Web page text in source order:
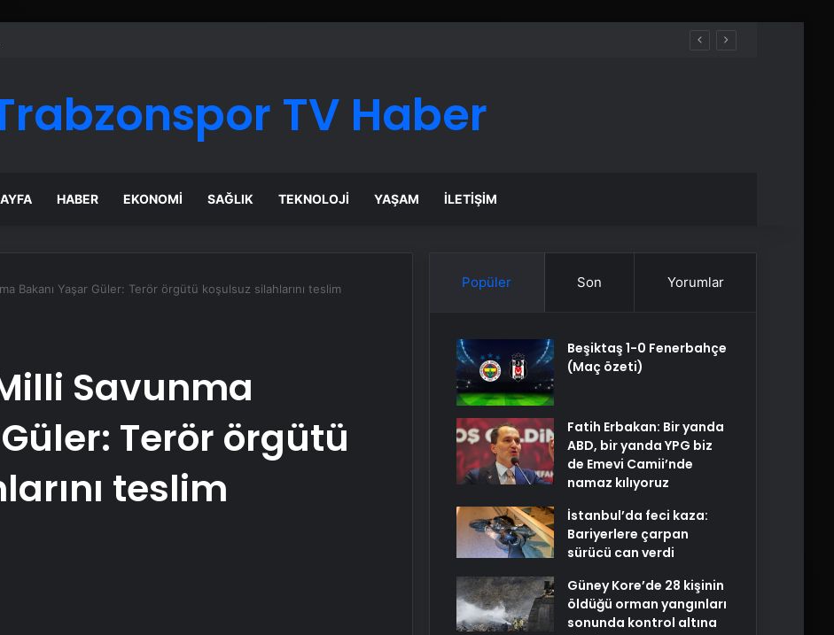
Akıllı Dijital Taşımacılık Yazılımı
TV Haber
HABER EKONOMI SAĞLIK TEKNOLOJI YAŞAM İLETIŞIM
Bakanı Yaşar Güler: Terör örgütü koşulsuz silahlarını teslim
Savunma
Terör örgütü
teslim
Popüler Son Yorumlar
Beşiktaş 1-0 Fenerbahçe
(Maç özeti)
Fatih Erbakan: Bir yanda
ABD, bir yanda YPG biz
de Emevi Camii’nde
namaz kılıyoruz
İstanbul’da feci kaza:
Bariyerlere çarpan
sürücü can verdi
Güney Kore’de 28 kişinin
öldüğü orman yangınları
sonunda kontrol altına